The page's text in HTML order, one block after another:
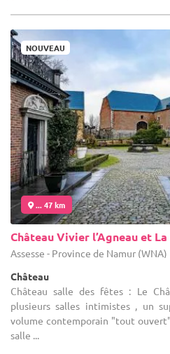
NOUVEAU
... 47 km
Château Vivier l’Agneau et
Assesse - Province de Namur (WNA)
Château
Château salle des fêtes : Le
plusieurs salles intimistes , un
volume contemporain "tout
salle ...